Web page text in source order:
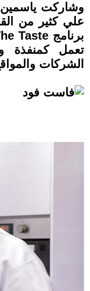
وشاركت
علي كثير من
تعمل كمنفذة
الشركات